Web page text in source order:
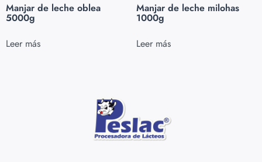
Manjar de leche oblea
5000g
Leer más
Manjar de leche milohas
1000g
Leer más